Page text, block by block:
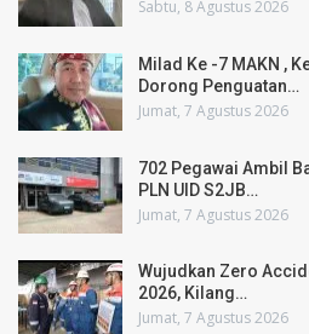
Sabtu, 8 Agustus 2026
Milad Ke -7 MAKN ,
Dorong Penguatan…
Jumat, 7 Agustus 2026
702 Pegawai Ambil
PLN UID S2JB…
Jumat, 7 Agustus 2026
Wujudkan Zero
2026, Kilang…
Jumat, 7 Agustus 2026